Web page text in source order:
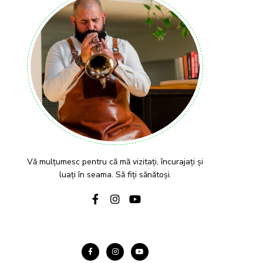
Vă mulțumesc pentru că mă vizitați, încurajați și
luați în seama. Să fiți sănătoși.